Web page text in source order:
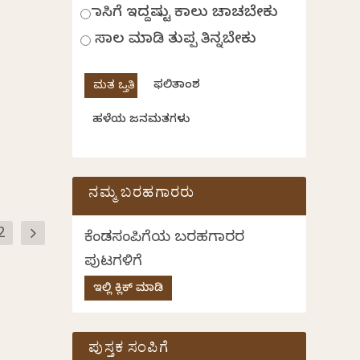
ಹಾಸಿಗೆ ಇದ್ದಷ್ಟು ಕಾಲು ಚಾಚಬೇಕು
ಸಾಲ ಮಾಡಿ ತುಪ್ಪ ತಿನ್ನಬೇಕು
ಫಲಿತಾಂಶ
ಹಳೆಯ ಜನಮತಗಳು
ನಮ್ಮ ಬರಹಗಾರರು
ಕೆಂಡಸಂಪಿಗೆಯ ಬರಹಗಾರರ
ಪುಟಗಳಿಗೆ
ಇಲ್ಲಿ ಕ್ಲಿಕ್ ಮಾಡಿ
ಪುಸ್ತಕ ಸಂಪಿಗೆ